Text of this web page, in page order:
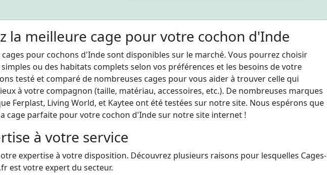
la meilleure cage pour votre cochon d'Inde
pour cochons d'Inde sont disponibles sur le marché. Vous pourrez choisir
ou des habitats complets selon vos préférences et les besoins de votre
testé et comparé de nombreuses cages pour vous aider à trouver celle qui
à votre compagnon (taille, matériau, accessoires, etc.). De nombreuses marques
Ferplast, Living World, et Kaytee ont été testées sur notre site. Nous espérons que
cage parfaite pour votre cochon d'Inde sur notre site internet !
à votre service
expertise à votre disposition. Découvrez plusieurs raisons pour lesquelles Cages-
est votre expert du secteur.